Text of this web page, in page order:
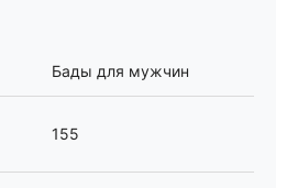
Бады для мужчин
155